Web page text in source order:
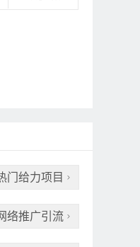
门给力项目 
络推广引流 